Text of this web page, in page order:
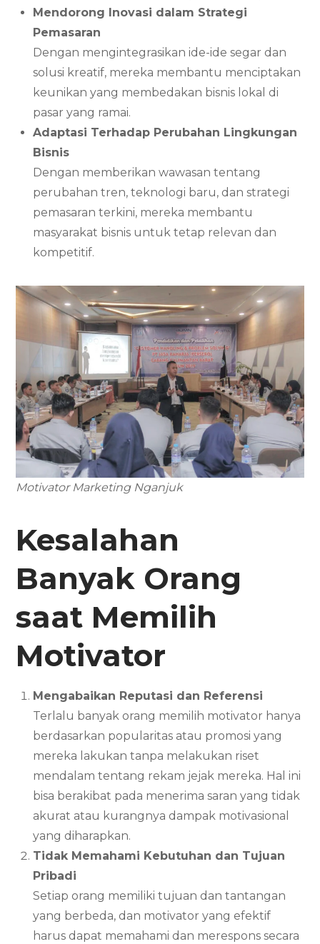
Mendorong Inovasi dalam Strategi
Pemasaran
Dengan mengintegrasikan ide-ide segar dan
solusi kreatif, mereka membantu menciptakan
keunikan yang membedakan bisnis lokal di
pasar yang ramai.
Adaptasi Terhadap Perubahan Lingkungan
Bisnis
Dengan memberikan wawasan tentang
perubahan tren, teknologi baru, dan strategi
pemasaran terkini, mereka membantu
masyarakat bisnis untuk tetap relevan dan
kompetitif.
Motivator Marketing Nganjuk
Kesalahan
Banyak Orang
saat Memilih
Motivator
Mengabaikan Reputasi dan Referensi
Terlalu banyak orang memilih motivator hanya
berdasarkan popularitas atau promosi yang
mereka lakukan tanpa melakukan riset
mendalam tentang rekam jejak mereka. Hal ini
bisa berakibat pada menerima saran yang tidak
akurat atau kurangnya dampak motivasional
yang diharapkan.
Tidak Memahami Kebutuhan dan Tujuan
Pribadi
Setiap orang memiliki tujuan dan tantangan
yang berbeda, dan motivator yang efektif
harus dapat memahami dan merespons secara